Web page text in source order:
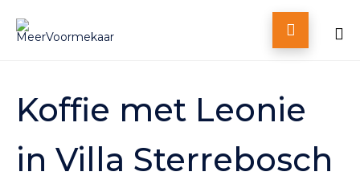

content
Koffie met Leonie
in Villa Sterrebosch